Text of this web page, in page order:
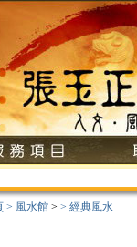
> 風水館 > > 經典風水